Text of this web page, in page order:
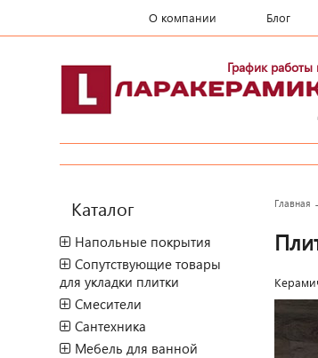
О компании Блог
График работы
Каталог
Напольные покрытия
Сопутствующие товары
для укладки плитки
Смесители
Сантехника
Мебель для ванной
Главная